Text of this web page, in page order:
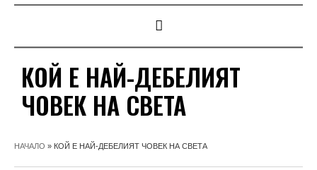
КОЙ Е НАЙ-ДЕБЕЛИЯТ
ЧОВЕК НА СВЕТА
НАЧАЛО » КОЙ Е НАЙ-ДЕБЕЛИЯТ ЧОВЕК НА СВЕТА